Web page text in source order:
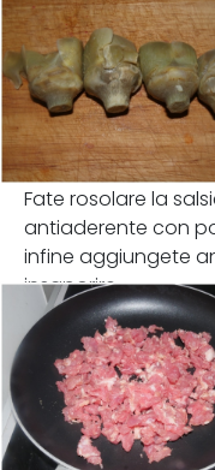
Fate rosolare la
antiaderente con
infine aggiungete
insaporire.